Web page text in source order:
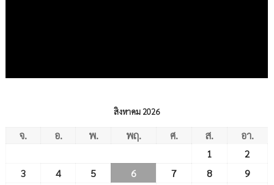
สิงหาคม 2026
จ. อ. พ. พฤ. ศ. ส.
อา.
1
2
3
4 5 6 7 8
9